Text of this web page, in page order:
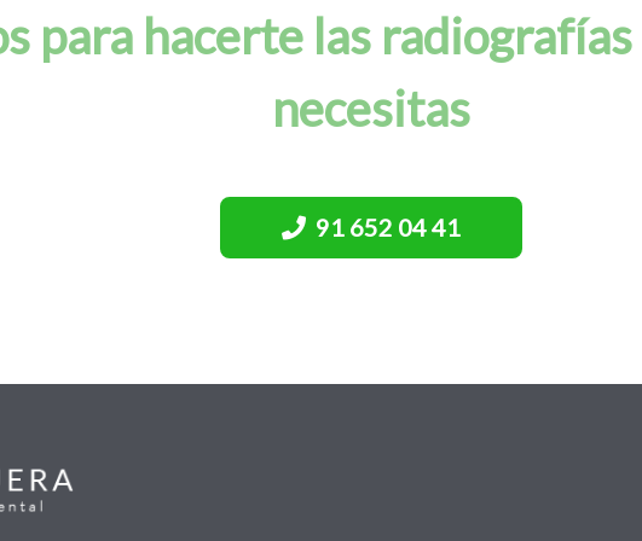
para hacerte las
necesitas
91 652 04 41